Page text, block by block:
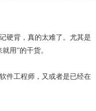
硬背，真的太难了。尤其是
用”的干货。
件工程师，又或者是已经在